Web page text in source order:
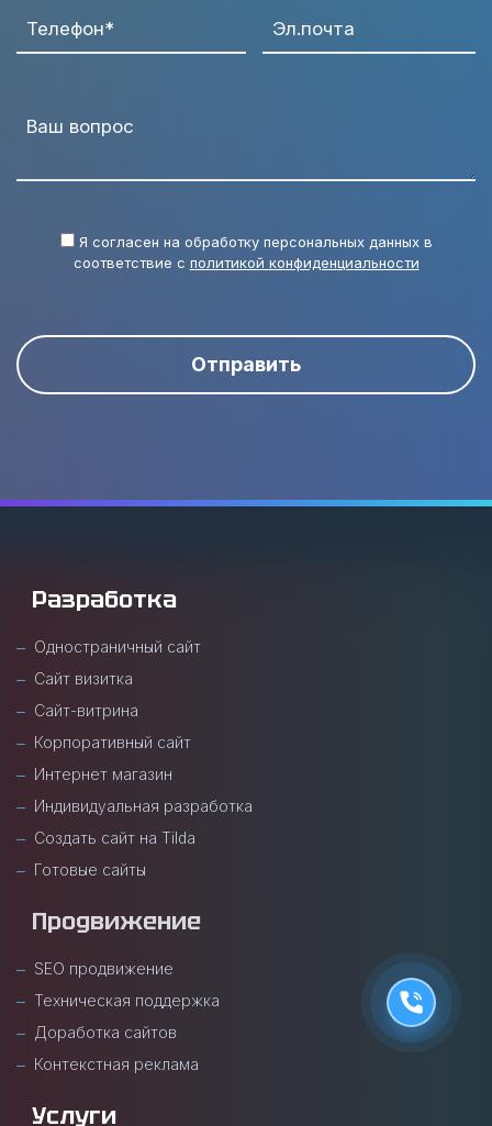
Телефон* Эл.почта
Ваш вопрос
Я согласен на обработку персональных данных в
соответствие с политикой конфиденциальности
Отправить
Разработка
Одностраничный сайт
Сайт визитка
Сайт-витрина
Корпоративный сайт
Интернет магазин
Индивидуальная разработка
Создать сайт на Tilda
Готовые сайты
Продвижение
SEO продвижение
Техническая поддержка
Доработка сайтов
Контекстная реклама
Услуги